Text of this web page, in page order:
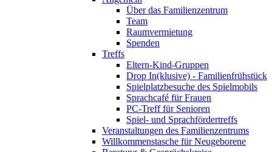
Über das Familienzentrum
Team
Raumvermietung
Spenden
Treffs
Eltern-Kind-Gruppen
Drop In(klusive) - Familienfrühstück
Spielplatzbesuche des Spielmobils
Sprachcafé für Frauen
PC-Treff für Senioren
Spiel- und Sprachfördertreffs
Veranstaltungen des Familienzentrums
Willkommenstasche für Neugeborene